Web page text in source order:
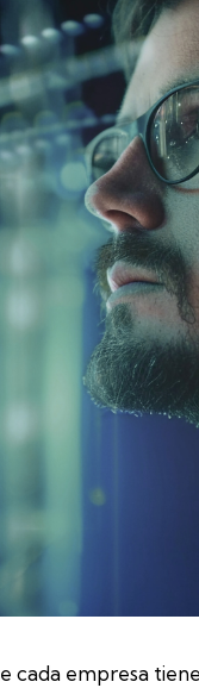
cada empresa